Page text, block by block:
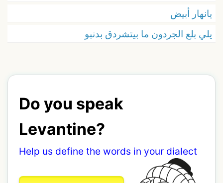
يانهار أبيض
يلي بلع الجردون ما بيتشردق بدنبو
Do you speak
Levantine?
Help us define the words in your dialect